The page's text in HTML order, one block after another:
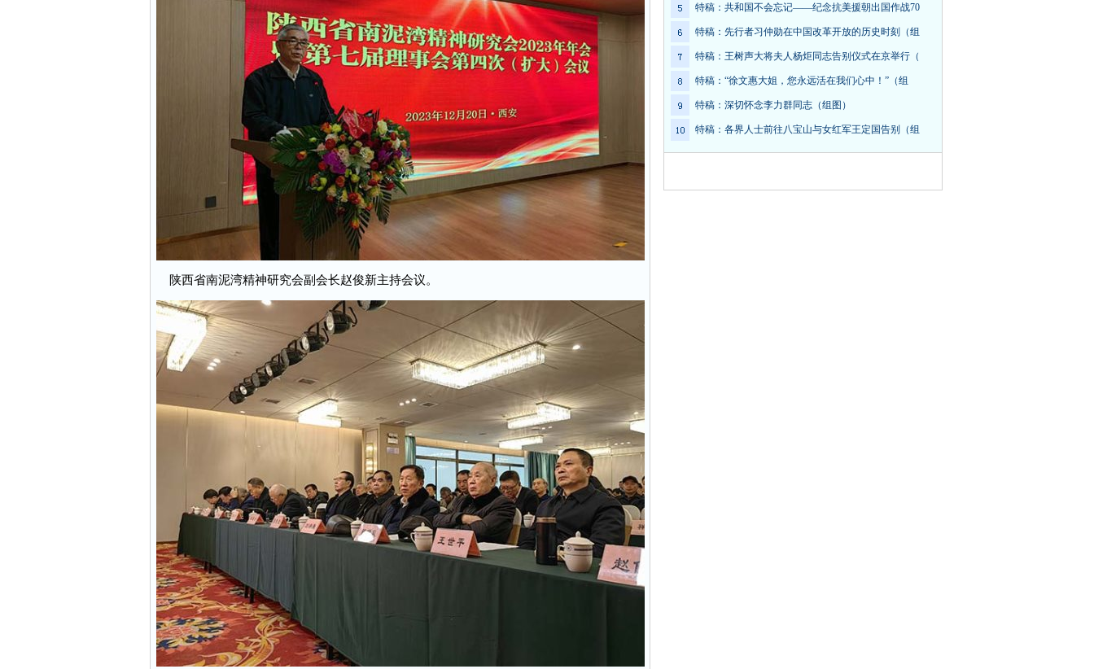
陕西省南泥湾精神研究会副会长赵俊新主持会议。
特稿：共和国不会忘记——纪念抗美援朝出国作战70
特稿：先行者习仲勋在中国改革开放的历史时刻（组
特稿：王树声大将夫人杨炬同志告别仪式在京举行（
特稿：“徐文惠大姐，您永远活在我们心中！”（组
特稿：深切怀念李力群同志（组图）
特稿：各界人士前往八宝山与女红军王定国告别（组